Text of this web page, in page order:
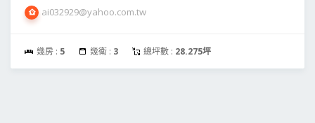
ai032929@yahoo.com.tw
幾房 : 5 幾衛 : 3 總坪數 : 28.275坪